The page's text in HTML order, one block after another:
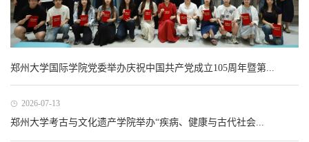
郑州大学国际学院党委举办庆祝中国共产党成立105周年暨第...
2026-07-13
郑州大学考古与文化遗产学院举办“疾病、健康与古代社会...